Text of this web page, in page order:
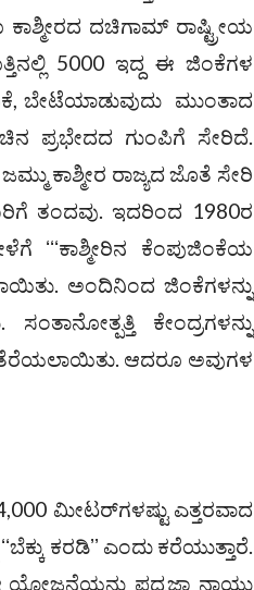
ದಚಿಗಾಮ್‌ ರಾಷ್ಟ್ರೀಯ
5000 ಇದ್ದ ಈ ಜಿಂಕೆಗಳ
ಬೇಟೆಯಾಡುವುದು ಮುಂತಾದ
ಪ್ರಭೇದದ ಗುಂಪಿಗೆ ಸೇರಿದೆ.
ಕಾಶ್ಮೀರ ರಾಜ್ಯದ ಜೊತೆ ಸೇರಿ
ತಂದವು. ಇದರಿಂದ 1980ರ
ʻʻʻಕಾಶ್ಮೀರಿನ ಕೆಂಪುಜಿಂಕೆಯ
ಅಂದಿನಿಂದ ಜಿಂಕೆಗಳನ್ನು
ಕೇಂದ್ರಗಳನ್ನು
ತೆರೆಯಲಾಯಿತು. ಆದರೂ ಅವುಗಳ
ಮೀಟರ್‌ಗಳಷ್ಟು ಎತ್ತರವಾದ
ಕರಡಿʼʼ ಎಂದು ಕರೆಯುತ್ತಾರೆ.
ಪದ್ಮಜಾ ನಾಯ್ಡು